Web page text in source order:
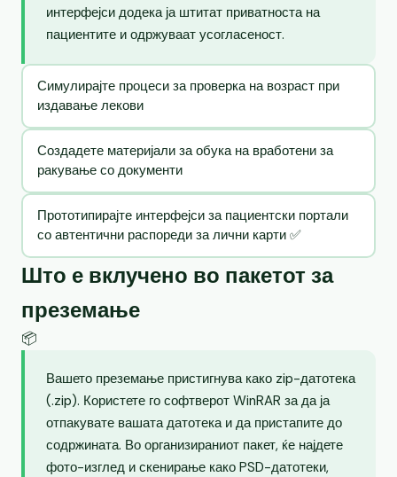
интерфејси додека ја штитат приватноста на
пациентите и одржуваат усогласеност.
Симулирајте процеси за проверка на возраст при
издавање лекови
Создадете материјали за обука на вработени за
ракување со документи
Прототипирајте интерфејси за пациентски портали
со автентични распореди за лични карти ✅
Што е вклучено во пакетот за
преземање
📦
Вашето преземање пристигнува како zip-датотека
(.zip). Користете го софтверот WinRAR за да ја
отпакувате вашата датотека и да пристапите до
содржината. Во организираниот пакет, ќе најдете
фото-изглед и скенирање како PSD-датотеки,